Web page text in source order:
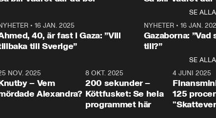
och
till svars.
statsminister Ulf Kristersson
Rohwedder
Thand Ring
SE ALLA
• 16 JAN. 2025
40, är fast i Gaza: ”Vill
till Sverige”
NYHETER• 16 JAN.
Gazaborna:
till?”
SE ALLA
31:05
NOV. 2025
– Vem
Alexandra?
4:29
8 OKT. 2025
200 sekunder –
Köttfusket: Se hela
programmet här
4 JUNI 2025
125